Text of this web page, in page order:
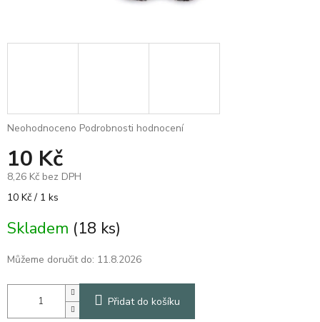
Průměrné
produktu
je
0,0
z
hvězdiček.
Neohodnoceno Podrobnosti hodnocení
10 Kč
8,26 Kč bez DPH
Měrná
10 Kč / 1 ks
Skladem (18 ks)
Můžeme doručit do: 11.8.2026
Přidat do košíku